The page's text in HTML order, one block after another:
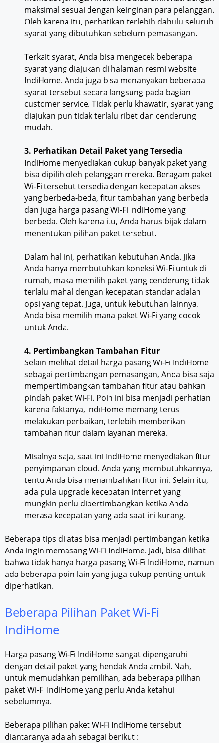
maksimal sesuai dengan keinginan para pelanggan.
Oleh karena itu, perhatikan terlebih dahulu seluruh
syarat yang dibutuhkan sebelum pemasangan.
Terkait syarat, Anda bisa mengecek beberapa
syarat yang diajukan di halaman resmi website
IndiHome. Anda juga bisa menanyakan beberapa
syarat tersebut secara langsung pada bagian
customer service. Tidak perlu khawatir, syarat yang
diajukan pun tidak terlalu ribet dan cenderung
mudah.
3. Perhatikan Detail Paket yang Tersedia
IndiHome menyediakan cukup banyak paket yang
bisa dipilih oleh pelanggan mereka. Beragam paket
Wi-Fi tersebut tersedia dengan kecepatan akses
yang berbeda-beda, fitur tambahan yang berbeda
dan juga harga pasang Wi-Fi IndiHome yang
berbeda. Oleh karena itu, Anda harus bijak dalam
menentukan pilihan paket tersebut.
Dalam hal ini, perhatikan kebutuhan Anda. Jika
Anda hanya membutuhkan koneksi Wi-Fi untuk di
rumah, maka memilih paket yang cenderung tidak
terlalu mahal dengan kecepatan standar adalah
opsi yang tepat. Juga, untuk kebutuhan lainnya,
Anda bisa memilih mana paket Wi-Fi yang cocok
untuk Anda.
4. Pertimbangkan Tambahan Fitur
Selain melihat detail harga pasang Wi-Fi IndiHome
sebagai pertimbangan pemasangan, Anda bisa saja
mempertimbangkan tambahan fitur atau bahkan
pindah paket Wi-Fi. Poin ini bisa menjadi perhatian
karena faktanya, IndiHome memang terus
melakukan perbaikan, terlebih memberikan
tambahan fitur dalam layanan mereka.
Misalnya saja, saat ini IndiHome menyediakan fitur
penyimpanan cloud. Anda yang membutuhkannya,
tentu Anda bisa menambahkan fitur ini. Selain itu,
ada pula upgrade kecepatan internet yang
mungkin perlu dipertimbangkan ketika Anda
merasa kecepatan yang ada saat ini kurang.
Beberapa tips di atas bisa menjadi pertimbangan ketika
Anda ingin memasang Wi-Fi IndiHome. Jadi, bisa dilihat
bahwa tidak hanya harga pasang Wi-Fi IndiHome, namun
ada beberapa poin lain yang juga cukup penting untuk
diperhatikan.
Beberapa Pilihan Paket Wi-Fi
IndiHome
Harga pasang Wi-Fi IndiHome sangat dipengaruhi
dengan detail paket yang hendak Anda ambil. Nah,
untuk memudahkan pemilihan, ada beberapa pilihan
paket Wi-Fi IndiHome yang perlu Anda ketahui
sebelumnya.
Beberapa pilihan paket Wi-Fi IndiHome tersebut
diantaranya adalah sebagai berikut :